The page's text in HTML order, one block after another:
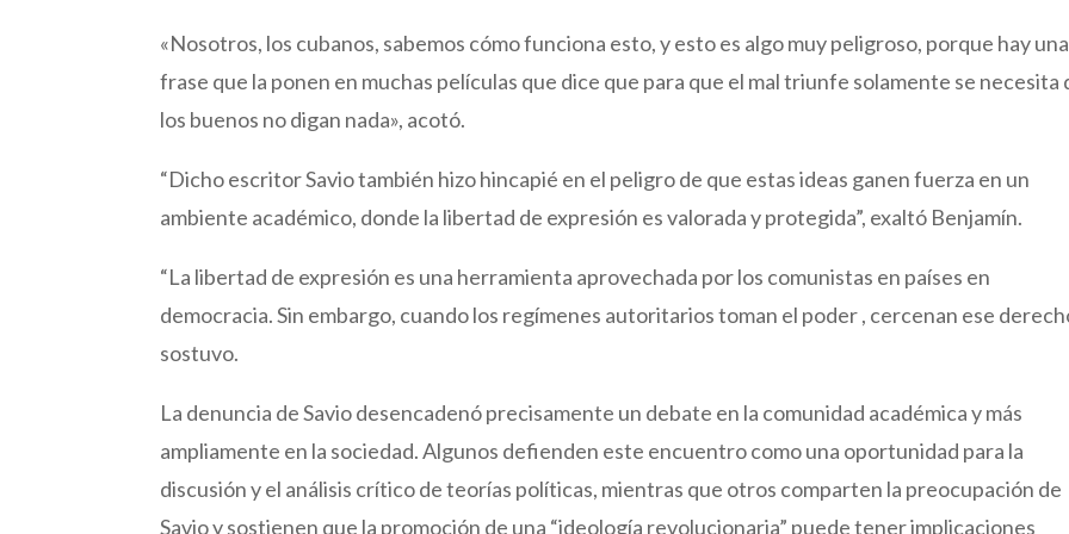
«Nosotros, los cubanos, sabemos cómo funciona esto, y esto es algo muy peligroso, porque hay una
frase que la ponen en muchas películas que dice que para que el mal triunfe solamente se necesita
los buenos no digan nada», acotó.
“Dicho escritor Savio también hizo hincapié en el peligro de que estas ideas ganen fuerza en un
ambiente académico, donde la libertad de expresión es valorada y protegida”, exaltó Benjamín.
“La libertad de expresión es una herramienta aprovechada por los comunistas en países en
democracia. Sin embargo, cuando los regímenes autoritarios toman el poder , cercenan ese
sostuvo.
La denuncia de Savio desencadenó precisamente un debate en la comunidad académica y más
ampliamente en la sociedad. Algunos defienden este encuentro como una oportunidad para la
discusión y el análisis crítico de teorías políticas, mientras que otros comparten la preocupación de
Savio y sostienen que la promoción de una “ideología revolucionaria” puede tener implicaciones